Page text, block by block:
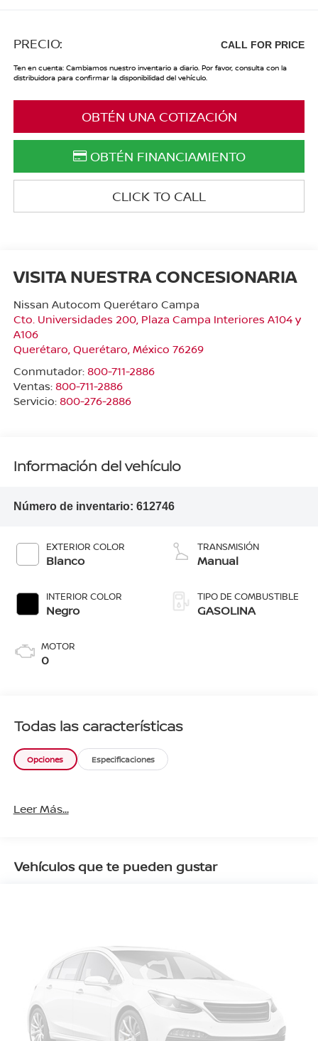
PRECIO: CALL FOR PRICE
Ten en cuenta: Cambiamos nuestro inventario a diario. Por favor, consulta con la
distribuidora para confirmar la disponibilidad del vehículo.
OBTÉN UNA COTIZACIÓN
OBTÉN FINANCIAMIENTO
CLICK TO CALL
VISITA NUESTRA CONCESIONARIA
Nissan Autocom Querétaro Campa
Cto. Universidades 200, Plaza Campa Interiores A104 y
A106
Querétaro, Querétaro, México 76269
Conmutador: 800-711-2886
Ventas: 800-711-2886
Servicio: 800-276-2886
Información del vehículo
Número de inventario: 612746
EXTERIOR COLOR
Blanco
INTERIOR COLOR
Negro
MOTOR
0
TRANSMISIÓN
Manual
TIPO DE COMBUSTIBLE
GASOLINA
Todas las características
Opciones Especificaciones
Leer Más...
Vehículos que te pueden gustar